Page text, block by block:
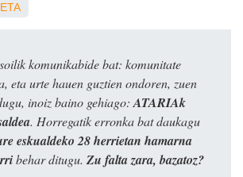
komunikabide bat: komunitate
eta urte hauen guztien ondoren, zuen
inoiz baino gehiago:ATARIAk
. Horregatik erronka bat daukagu
eskualdeko 28 herrietan hamarna
behar ditugu. Zu falta zara, bazatoz?